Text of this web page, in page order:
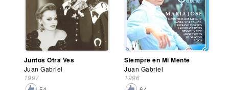
Juntos Otra Ves
Juan Gabriel
1997
Siempre en Mi Mente
Juan Gabriel
1996